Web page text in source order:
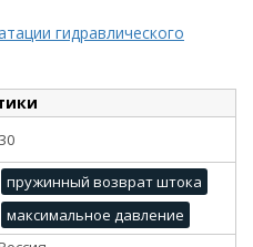
гидравлического
30
пружинный возврат штока
максимальное давление